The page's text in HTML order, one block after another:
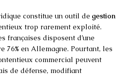
constitue un outil de gestion
trop rarement exploité.
françaises disposent d’une
76% en Allemagne. Pourtant, les
commercial peuvent
de défense, modifiant